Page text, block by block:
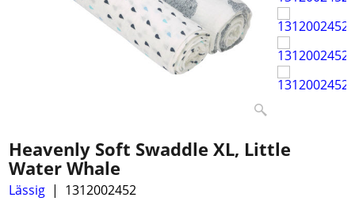
Heavenly Soft Swaddle XL, Little
Water Whale
Lässig 1312002452